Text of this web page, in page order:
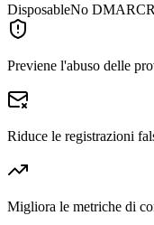
DisposableNo DMARC
Previene l'abuso delle
Riduce le registrazioni
Migliora le metriche di